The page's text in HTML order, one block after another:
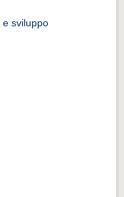
e sviluppo